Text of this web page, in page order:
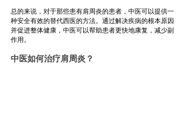
总的来说，对于那些患有肩周炎的患者，中医可以提供一
种安全有效的替代西医的方法。通过解决疾病的根本原因
并促进整体健康，中医可以帮助患者更快地康复，减少副
作用。
中医如何治疗肩周炎？